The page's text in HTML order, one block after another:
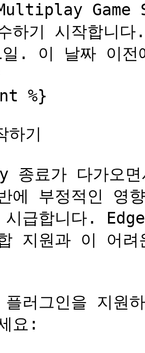
Game
하기 시작합니
. 이 날짜 이전
%}
기
료가 다가오면
에 부정적인 영
급합니다.
지원과 이 어
러그인을 지원
요: